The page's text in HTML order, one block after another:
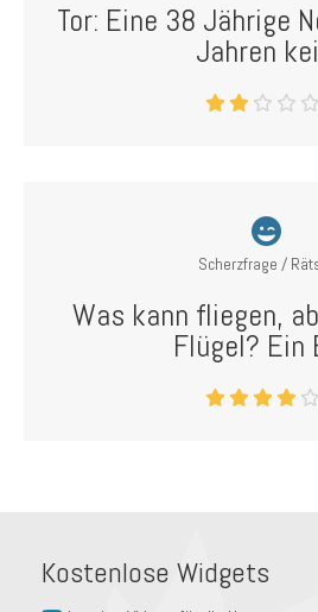
Tor: Eine 38 Jährige
Jahren
Scherzfrage /
Was kann fliegen,
Flügel? Ein
Kostenlose Widgets